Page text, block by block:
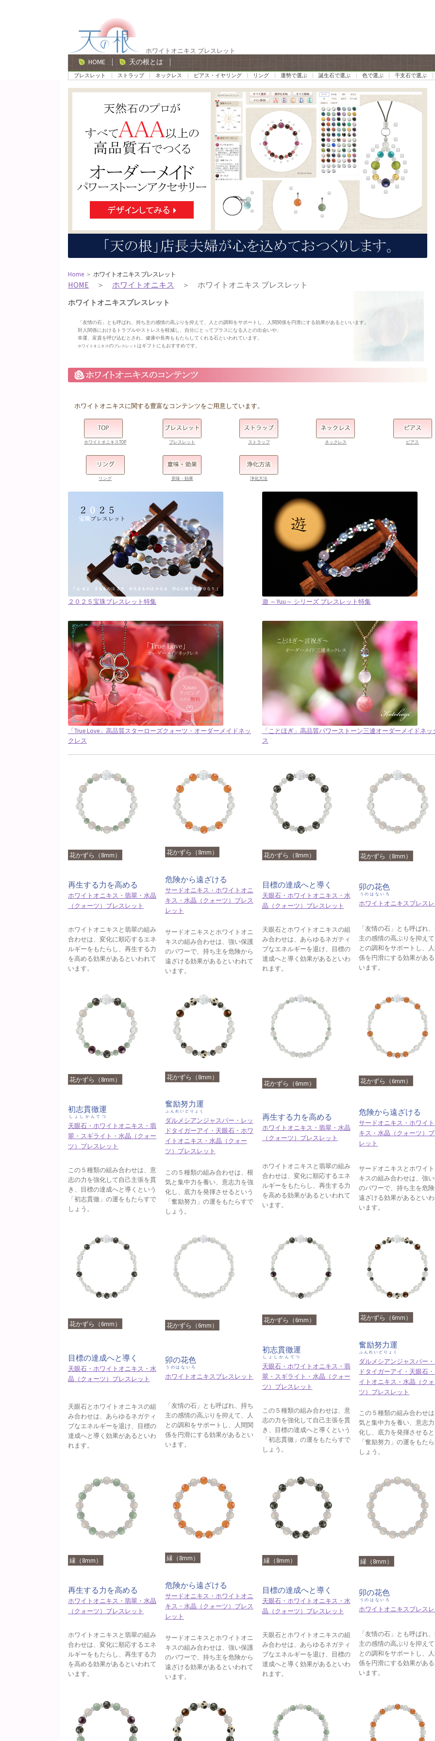
ー
シ
ョ
ン
ン
ツ
へ
ス
ホワイトオニキス ブレスレット
HOME 天の根とは
ブレスレット ストラップ ネックレス ピアス・イヤリング リング 運勢で選ぶ 誕生石で選ぶ 色で選ぶ 干支石で選ぶ
Home ＞ ホワイトオニキス ブレスレット
HOME ＞ ホワイトオニキス ＞ ホワイトオニキス ブレスレット
ホワイトオニキスブレスレット
「友情の石」とも呼ばれ、持ち主の感情の高ぶりを抑えて、人との調和をサポートし、人間関係を円滑にする効果があるといいます。
対人関係におけるトラブルやストレスを軽減し、自分にとってプラスになる人との出会いや、
幸運、富貴を呼び込むとされ、健康や長寿ももたらしてくれる石といわれています。
ホワイトオニキスのブレスレットはギフトにもおすすめです。
ホワイトオニキスに関する豊富なコンテンツをご用意しています。
ホワイトオニキスTOP ブレスレット ストラップ ネックレス ピアス
リング 意味・効果 浄化方法
２０２５宝珠ブレスレット特集 遊 ～Yuu～ シリーズ ブレスレット特集
「True Love」高品質スターローズクォーツ・オーダーメイドネッ
クレス
「ことほぎ」高品質パワーストーン三連オーダーメイドネッ
ス
花かずら（8mm）
再生する力を高める
ホワイトオニキス・翡翠・水晶
（クォーツ）ブレスレット
ホワイトオニキスと翡翠の組み
合わせは、変化に順応するエネ
ルギーをもたらし、再生する力
を高める効果があるといわれて
います。
花かずら（8mm）
危険から遠ざける
サードオニキス・ホワイトオニ
キス・水晶（クォーツ）ブレス
レット
サードオニキスとホワイトオニ
キスの組み合わせは、強い保護
のパワーで、持ち主を危険から
遠ざける効果があるといわれて
います。
花かずら（8mm）
目標の達成へと導く
天眼石・ホワイトオニキス・水
晶（クォーツ）ブレスレット
天眼石とホワイトオニキスの組
み合わせは、あらゆるネガティ
ブなエネルギーを退け、目標の
達成へと導く効果があるといわ
れます。
花かずら（8mm）
卯の花色
うのはないろ
ホワイトオニキスブレス
「友情の石」とも呼ばれ
主の感情の高ぶりを抑え
との調和をサポートし、
係を円滑にする効果があ
います。
花かずら（8mm）
初志貫徹運
しょしかんてつ
天眼石・ホワイトオニキス・翡
翠・スギライト・水晶（クォー
ツ）ブレスレット
この５種類の組み合わせは、意
志の力を強化して自己主張を貫
き、目標の達成へと導くという
「初志貫徹」の運をもたらすで
しょう。
花かずら（8mm）
奮励努力運
ふんれいどりょく
ダルメシアンジャスパー・レッ
ドタイガーアイ・天眼石・ホワ
イトオニキス・水晶（クォー
ツ）ブレスレット
この５種類の組み合わせは、根
気と集中力を養い、意志力を強
化し、底力を発揮させるという
「奮励努力」の運をもたらすで
しょう。
花かずら（6mm）
再生する力を高める
ホワイトオニキス・翡翠・水晶
（クォーツ）ブレスレット
ホワイトオニキスと翡翠の組み
合わせは、変化に順応するエネ
ルギーをもたらし、再生する力
を高める効果があるといわれて
います。
花かずら（6mm）
危険から遠ざける
サードオニキス・ホワイ
キス・水晶（クォーツ）
レット
サードオニキスとホワイ
キスの組み合わせは、強
のパワーで、持ち主を危
遠ざける効果があるとい
います。
花かずら（6mm）
目標の達成へと導く
天眼石・ホワイトオニキス・水
晶（クォーツ）ブレスレット
天眼石とホワイトオニキスの組
み合わせは、あらゆるネガティ
ブなエネルギーを退け、目標の
達成へと導く効果があるといわ
れます。
花かずら（6mm）
卯の花色
うのはないろ
ホワイトオニキスブレスレット
「友情の石」とも呼ばれ、持ち
主の感情の高ぶりを抑えて、人
との調和をサポートし、人間関
係を円滑にする効果があるとい
います。
花かずら（6mm）
初志貫徹運
しょしかんてつ
天眼石・ホワイトオニキス・翡
翠・スギライト・水晶（クォー
ツ）ブレスレット
この５種類の組み合わせは、意
志の力を強化して自己主張を貫
き、目標の達成へと導くという
「初志貫徹」の運をもたらすで
しょう。
花かずら（6mm）
奮励努力運
ふんれいどりょく
ダルメシアンジャスパー
ドタイガーアイ・天眼石
イトオニキス・水晶（ク
ツ）ブレスレット
この５種類の組み合わせ
気と集中力を養い、意志
化し、底力を発揮させる
「奮励努力」の運をもた
しょう。
縁（8mm）
再生する力を高める
ホワイトオニキス・翡翠・水晶
（クォーツ）ブレスレット
ホワイトオニキスと翡翠の組み
合わせは、変化に順応するエネ
ルギーをもたらし、再生する力
を高める効果があるといわれて
います。
縁（8mm）
危険から遠ざける
サードオニキス・ホワイトオニ
キス・水晶（クォーツ）ブレス
レット
サードオニキスとホワイトオニ
キスの組み合わせは、強い保護
のパワーで、持ち主を危険から
遠ざける効果があるといわれて
います。
縁（8mm）
目標の達成へと導く
天眼石・ホワイトオニキス・水
晶（クォーツ）ブレスレット
天眼石とホワイトオニキスの組
み合わせは、あらゆるネガティ
ブなエネルギーを退け、目標の
達成へと導く効果があるといわ
れます。
縁（8mm）
卯の花色
うのはないろ
ホワイトオニキスブレス
「友情の石」とも呼ばれ
主の感情の高ぶりを抑え
との調和をサポートし、
係を円滑にする効果があ
います。